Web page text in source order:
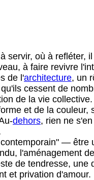
où à refléter,
à faire revivre
de l'architecture, un
cessent de
de la vie
et de la
dehors, rien ne
— être
l'aménagement
de tendresse, une
et privation d'amour.